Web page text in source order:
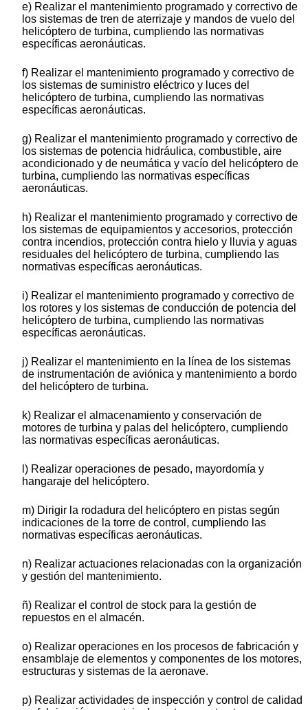
e) Realizar el mantenimiento programado y correctivo de
los sistemas de tren de aterrizaje y mandos de vuelo del
helicóptero de turbina, cumpliendo las normativas
específicas aeronáuticas.
f) Realizar el mantenimiento programado y correctivo de
los sistemas de suministro eléctrico y luces del
helicóptero de turbina, cumpliendo las normativas
específicas aeronáuticas.
g) Realizar el mantenimiento programado y correctivo de
los sistemas de potencia hidráulica, combustible, aire
acondicionado y de neumática y vacío del helicóptero de
turbina, cumpliendo las normativas específicas
aeronáuticas.
h) Realizar el mantenimiento programado y correctivo de
los sistemas de equipamientos y accesorios, protección
contra incendios, protección contra hielo y lluvia y aguas
residuales del helicóptero de turbina, cumpliendo las
normativas específicas aeronáuticas.
i) Realizar el mantenimiento programado y correctivo de
los rotores y los sistemas de conducción de potencia del
helicóptero de turbina, cumpliendo las normativas
específicas aeronáuticas.
j) Realizar el mantenimiento en la línea de los sistemas
de instrumentación de aviónica y mantenimiento a bordo
del helicóptero de turbina.
k) Realizar el almacenamiento y conservación de
motores de turbina y palas del helicóptero, cumpliendo
las normativas específicas aeronáuticas.
l) Realizar operaciones de pesado, mayordomía y
hangaraje del helicóptero.
m) Dirigir la rodadura del helicóptero en pistas según
indicaciones de la torre de control, cumpliendo las
normativas específicas aeronáuticas.
n) Realizar actuaciones relacionadas con la organización
y gestión del mantenimiento.
ñ) Realizar el control de stock para la gestión de
repuestos en el almacén.
o) Realizar operaciones en los procesos de fabricación y
ensamblaje de elementos y componentes de los motores,
estructuras y sistemas de la aeronave.
p) Realizar actividades de inspección y control de calidad